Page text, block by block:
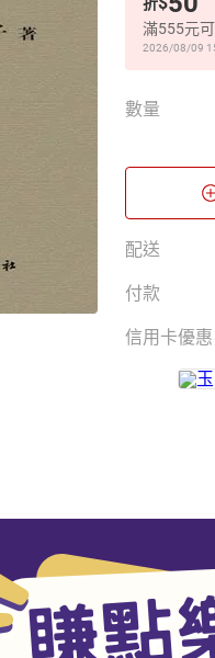
滿555元
2026/08/09
數量
配送
付款
信用卡優惠